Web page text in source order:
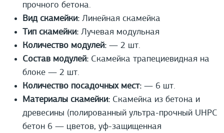
прочного бетона.
Вид скамейки: Линейная скамейка
Тип скамейки: Лучевая модульная
Количество модулей: — 2 шт.
Состав модулей: Скамейка трапециевидная на
блоке — 2 шт.
Количество посадочных мест: — 6 шт.
Материалы скамейки: Скамейка из бетона и
древесины (полированный ультра-прочный UHPС
бетон 6 — цветов, уф-защищенная